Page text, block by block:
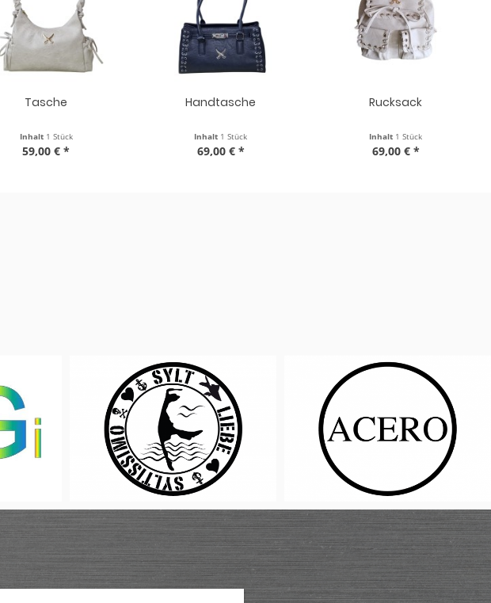
Handtasche
Inhalt 1 Stück
69,00 € *
Rucksack
Inhalt 1 Stück
69,00 € *
VOY VOY Herrenuhr
Inhalt 1 Stück
39,00 € *